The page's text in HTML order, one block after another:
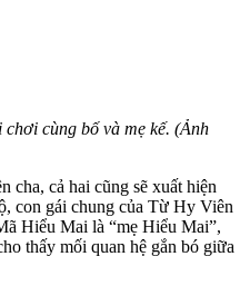
cùng bố và mẹ kế. (Ảnh
cha, cả hai cũng sẽ xuất hiện
con gái chung của Từ Hy Viên
Hiểu Mai là “mẹ Hiểu Mai”,
thấy mối quan hệ gắn bó giữa